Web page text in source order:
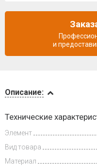
и оплата
Описание:
Технические
Элемент
Вид товара
Материал
и